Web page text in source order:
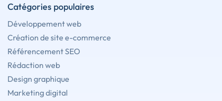
Catégories populaires
Développement web
Création de site e-commerce
Référencement SEO
Rédaction web
Design graphique
Marketing digital